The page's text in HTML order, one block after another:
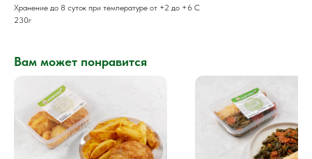
Хранение до 8 суток при температуре от +2 до +6 С
230г
Вам может понравится